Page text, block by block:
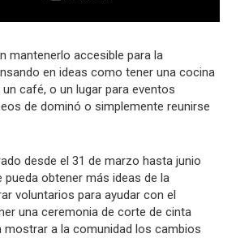
mantenerlo accesible para la
en ideas como tener una cocina
café, o un lugar para eventos
de dominó o simplemente reunirse
desde el 31 de marzo hasta junio
pueda obtener más ideas de la
voluntarios para ayudar con el
una ceremonia de corte de cinta
mostrar a la comunidad los cambios